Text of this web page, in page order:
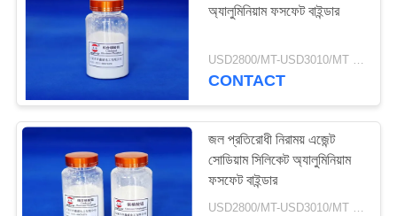
ভিডিও
সম্বন্ধে
কারখানাদস্তা ফসফেট
108
অ্যালুমিনিয়াম ফসফেট বাইন্ডার
USD2800/MT-USD3010/MT MOQ:1 কিলোগ্রাম
CONTACT
জল প্রতিরোধী নিরাময় এজেন্ট
সোডিয়াম সিলিকেট অ্যালুমিনিয়াম
ফসফেট বাইন্ডার
USD2800/MT-USD3010/MT MOQ:5 টন